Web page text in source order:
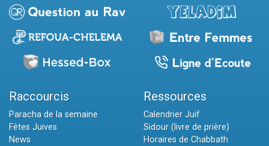
Raccourcis
Paracha de la semaine
Fêtes Juives
News
Ressources
Calendrier Juif
Sidour (livre de prière)
Horaires de Chabbath